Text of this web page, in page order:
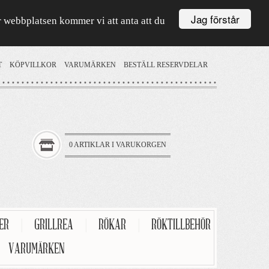
Jag förstår
kommer vi att anta att du
KÖPVILLKOR VARUMÄRKEN BESTÄLL RESERVDELAR
0 ARTIKLAR I VARUKORGEN
GRILLREA RÖKAR
RÖKTILLBEHÖR
VARUMÄRKEN